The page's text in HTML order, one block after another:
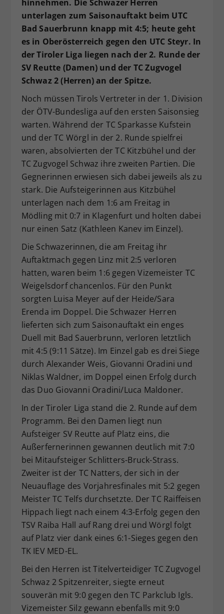
hinnehmen. Die Schwazer Herren
unterlagen zum Saisonauftakt beim UTC
Bad Sauerbrunn knapp mit 4:5; heute geht
es in Oberösterreich gegen den UTC Steyr. In
der Tiroler Liga liegen nach der 2. Runde der
SV Reutte (Damen) und der TC Zugvogel
Schwaz 2 (Herren) an der Spitze.
Noch müssen Tirols Vertreter in der 1. Division
der ÖTV-Bundesliga auf den ersten Saisonsieg
warten. Während der TC Sparkasse Kufstein
und der TC Wörgl in der 2. Runde spielfrei
waren, absolvierten der TC Kitzbühel und der
TC Zugvogel Schwaz ihre zweiten Partien. Die
Gegnerinnen erwiesen sich dabei jeweils als zu
stark. Die Aufsteigerinnen aus Kitzbühel
unterlagen nach dem 1:6 am Freitag in
Mödling mit 0:7 in Klagenfurt und holten dabei
nur einen Satz (Kathleen Kanev im Einzel).
Die Schwazerinnen, die am Freitag ihr
Auftaktmach gegen Linz mit 2:5 verloren
hatten, waren beim 1:6 gegen Vizemeister TC
Weigelsdorf chancenlos. Für den Punkt
sorgten Luisa Meyer auf der Heide/Sara
Erenda im Doppel. Die Schwazer Herren
lieferten sich zum Saisonauftakt ein enges
Duell mit Bad Sauerbrunn, verloren letztlich
mit 4:5 (9:11 Sätze). Im Einzel gab es drei Siege
durch Alexander Weis, Giovanni Oradini und
Niklas Waldner, im Doppel einen Erfolg durch
das Duo Giovanni Oradini/Luca Maldoner.
In der Tiroler Liga stand die 2. Runde auf dem
Programm. Bei den Damen liegt nun
Aufsteiger SV Reutte auf Platz eins, die
Außerfernerinnen gewannen deutlich mit 7:0
bei Mitaufsteiger Schlitters-Bruck-Strass.
Zweiter ist der TC Natters, der sich in der
Neuauflage des Vorjahresfinales mit 5:2 gegen
Meister TC Telfs durchsetzte. Der TC Raiffeisen
Hippach liegt nach einem 4:3-Erfolg gegen den
TSV Raiba Hall auf Rang drei und Wörgl folgt
auf Platz vier dank eines 6:1-Sieges gegen den
TK IEV MED-EL.
Bei den Herren ist Titelverteidiger TC Zugvogel
Schwaz 2 Spitzenreiter, siegte erneut
souverän mit 9:0 gegen den TC Parkclub Igls.
Vizemeister Silz gewann ebenfalls mit 9:0
Zweck
Dieser Wert speichert Ihre Consent-
Einstellungen. Unter anderem eine
zufällig generierte ID, für die
historische Speicherung Ihrer
vorgenommen Einstellungen, falls der
Webseiten-Betreiber dies eingestellt
hat.